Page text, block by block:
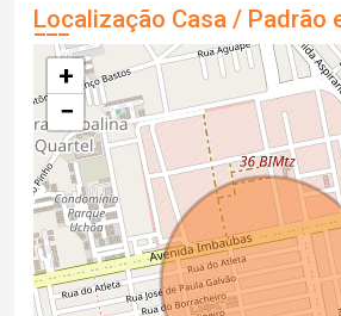
Localização Casa / Padrão
+
−